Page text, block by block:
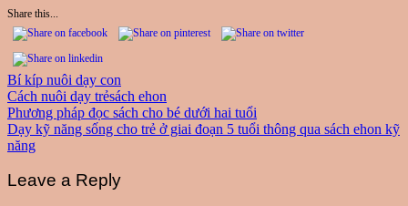
Share this...
Bí kíp nuôi dạy con
Cách nuôi dạy trẻsách ehon
Điều
hướng
viết
Previous
Post:
Phương pháp đọc sách cho bé dưới hai tuổi
Next
Post:
Dạy kỹ năng sống cho trẻ ở giai đoạn 5 tuổi thông qua sách ehon kỹ
năng
Leave a Reply